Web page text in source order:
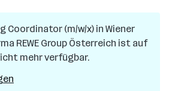
in
Wiener
Neudorf
Coordinator (m/w/x) in Wiener
REWE Group Österreich ist auf
mehr verfügbar.